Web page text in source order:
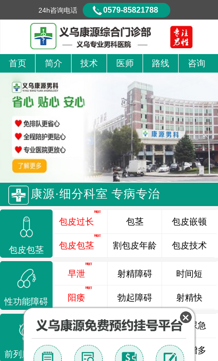
首页 简介 技术 医师 路线 咨询
康源·细分科室 专病专治
包皮包茎
包皮过长
包皮包茎
包茎
割包皮年龄
包皮嵌顿
包皮技术
性功能障碍
早泄
阳痿
射精障碍
勃起障碍
时间短
射精快
前列腺疾病
前列腺炎 前列腺痛 尿频尿急
前列腺增生 排尿不畅 夜尿增多
24h咨询电话 0579-85821788